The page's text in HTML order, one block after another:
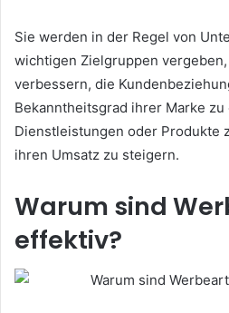
Sie werden in der Regel von
wichtigen Zielgruppen
verbessern, die
Bekanntheitsgrad ihrer Marke
Dienstleistungen oder Produkte
ihren Umsatz zu steigern.
Warum sind
effektiv?